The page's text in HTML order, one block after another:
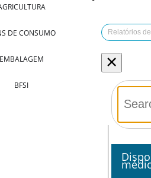
DE CONSUMO
EMBALAGEM
BFSI
×